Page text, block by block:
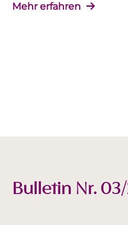
Mehr erfahren
Bulletin Nr.